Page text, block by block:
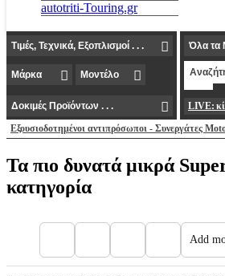
autotriti-Touring.gr
LIVE:
Εξουσιοδοτημένοι αντιπρόσωποι - Συνεργάτες
Τα πιο δυνατά μικρά
κατηγορία
Add